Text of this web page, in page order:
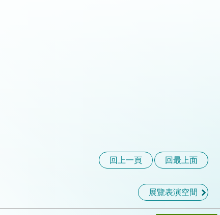
回上一頁 回最上面
展覽表演空間